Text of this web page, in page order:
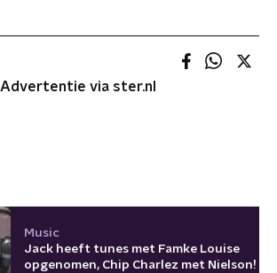
Advertentie via ster.nl
Music
Jack heeft tunes met Famke Louise
opgenomen, Chip Charlez met Nielson!